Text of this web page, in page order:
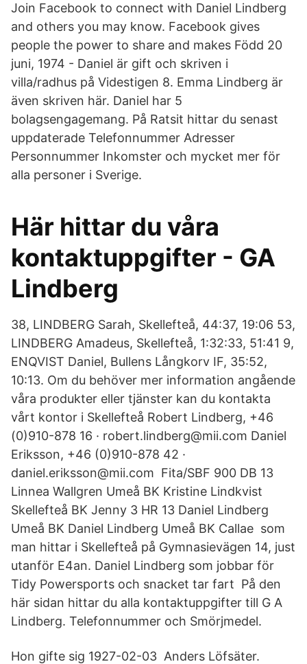
Join Facebook to connect with Daniel Lindberg
and others you may know. Facebook gives
people the power to share and makes Född 20
juni, 1974 - Daniel är gift och skriven i
villa/radhus på Videstigen 8. Emma Lindberg är
även skriven här. Daniel har 5
bolagsengagemang. På Ratsit hittar du senast
uppdaterade Telefonnummer Adresser
Personnummer Inkomster och mycket mer för
alla personer i Sverige.
Här hittar du våra
kontaktuppgifter - GA
Lindberg
38, LINDBERG Sarah, Skellefteå, 44:37, 19:06 53,
LINDBERG Amadeus, Skellefteå, 1:32:33, 51:41 9,
ENQVIST Daniel, Bullens Långkorv IF, 35:52,
10:13. Om du behöver mer information angående
våra produkter eller tjänster kan du kontakta
vårt kontor i Skellefteå Robert Lindberg, +46
(0)910-878 16 · robert.lindberg@mii.com Daniel
Eriksson, +46 (0)910-878 42 ·
daniel.eriksson@mii.com Fita/SBF 900 DB 13
Linnea Wallgren Umeå BK Kristine Lindkvist
Skellefteå BK Jenny 3 HR 13 Daniel Lindberg
Umeå BK Daniel Lindberg Umeå BK Callae som
man hittar i Skellefteå på Gymnasievägen 14, just
utanför E4an. Daniel Lindberg som jobbar för
Tidy Powersports och snacket tar fart På den
här sidan hittar du alla kontaktuppgifter till G A
Lindberg. Telefonnummer och Smörjmedel.
Hon gifte sig 1927-02-03 Anders Löfsäter.